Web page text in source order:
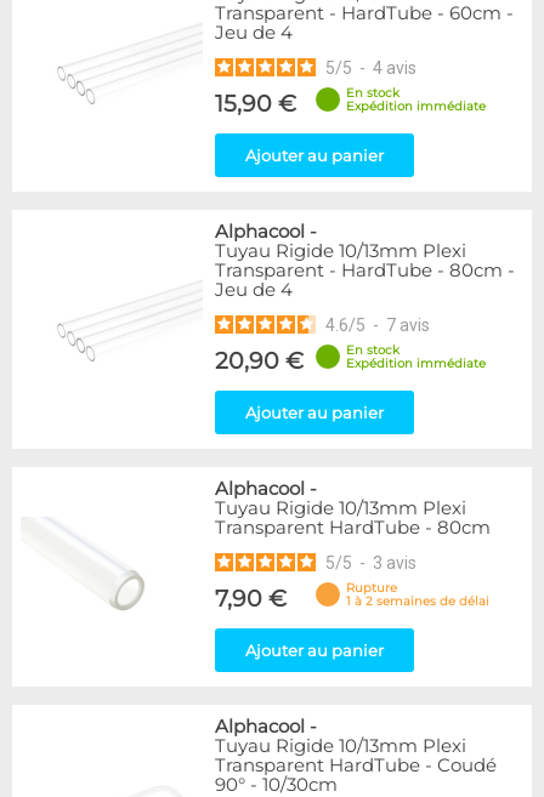
Transparent - HardTube - 60cm -
Jeu de 4
5/5 - 4 avis
15,90 €
En stock
Expédition immédiate
Ajouter au panier
Alphacool -
Tuyau Rigide 10/13mm Plexi
Transparent - HardTube - 80cm -
Jeu de 4
4.6/5 - 7 avis
20,90 €
En stock
Expédition immédiate
Ajouter au panier
Alphacool -
Tuyau Rigide 10/13mm Plexi
Transparent HardTube - 80cm
5/5 - 3 avis
7,90 €
Rupture
1 à 2 semaines de délai
Ajouter au panier
Alphacool -
Tuyau Rigide 10/13mm Plexi
Transparent HardTube - Coudé
90° - 10/30cm